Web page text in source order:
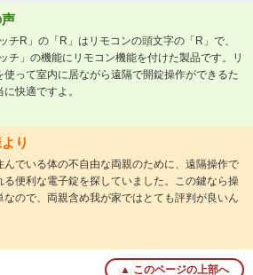
ッチR」の「R」はリモコンの頭文字の「R」で、
ッチ」の機能にリモコン機能を付けた製品です。リ
使って室内に居ながら遠隔で開錠操作ができるた
快適ですよ。
り
んでいる体の不自由な両親のために、遠隔操作で
る便利な電子錠を探していました。この鍵なら操
なので、両親含め我が家ではとても評判が良いん
▲ このページの上部へ